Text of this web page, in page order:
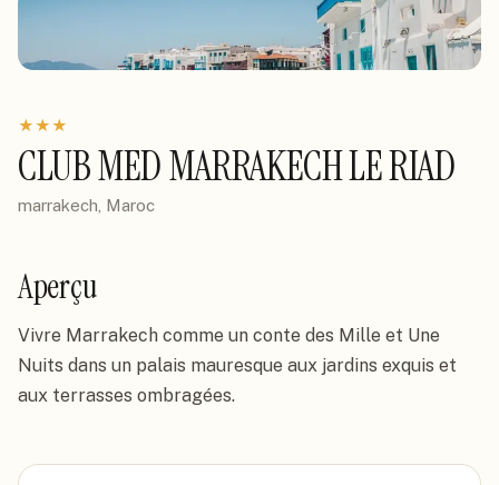
★★★
CLUB MED MARRAKECH LE RIAD
marrakech, Maroc
Aperçu
Vivre Marrakech comme un conte des Mille et Une
Nuits dans un palais mauresque aux jardins exquis et
aux terrasses ombragées.